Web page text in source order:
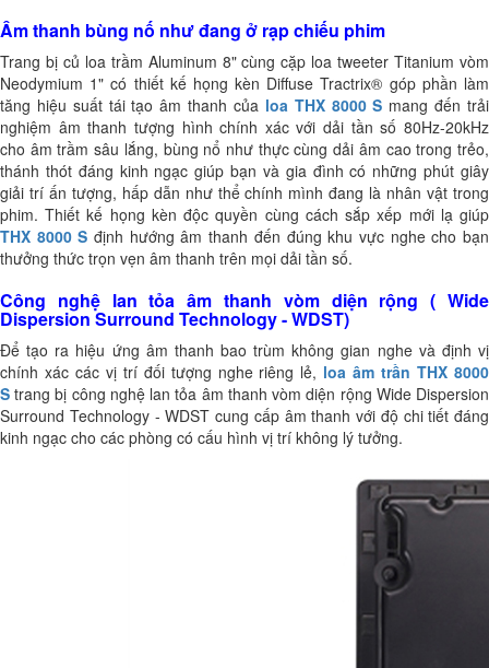
Âm thanh bùng nố như đang ở rạp chiếu phim
Trang bị củ loa trầm Aluminum 8" cùng cặp loa tweeter Titanium vòm
Neodymium 1" có thiết kế họng kèn Diffuse Tractrix® góp phần làm
tăng hiệu suất tái tạo âm thanh của loa THX 8000 S mang đến trải
nghiệm âm thanh tượng hình chính xác với dải tần số 80Hz-20kHz
cho âm trầm sâu lắng, bùng nổ như thực cùng dải âm cao trong trẻo,
thánh thót đáng kinh ngạc giúp bạn và gia đình có những phút giây
giải trí ấn tượng, hấp dẫn như thể chính mình đang là nhân vật trong
phim. Thiết kế họng kèn độc quyền cùng cách sắp xếp mới lạ giúp
THX 8000 S định hướng âm thanh đến đúng khu vực nghe cho bạn
thưởng thức trọn vẹn âm thanh trên mọi dải tần số.
Công nghệ lan tỏa âm thanh vòm diện rộng ( Wide
Dispersion Surround Technology - WDST)
Để tạo ra hiệu ứng âm thanh bao trùm không gian nghe và định vị
chính xác các vị trí đối tượng nghe riêng lẻ, loa âm trầnTHX 8000
S trang bị công nghệ lan tỏa âm thanh vòm diện rộng Wide Dispersion
Surround Technology - WDST cung cấp âm thanh với độ chi tiết đáng
kinh ngạc cho các phòng có cấu hình vị trí không lý tưởng.